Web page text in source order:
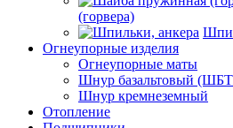
(горвера)
Огнеупорные изделия
Огнеупорные маты
Шнур базальтовый
Шнур кремнеземный
Отопление